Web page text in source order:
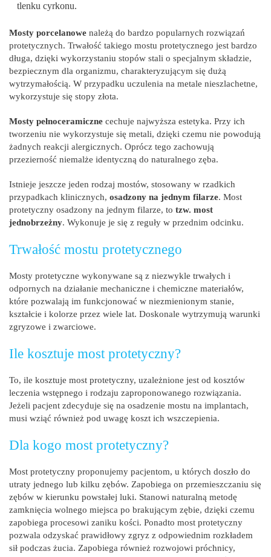
tlenku cyrkonu.
Mosty porcelanowe należą do bardzo popularnych rozwiązań
protetycznych. Trwałość takiego mostu protetycznego jest bardzo
długa, dzięki wykorzystaniu stopów stali o specjalnym składzie,
bezpiecznym dla organizmu, charakteryzującym się dużą
wytrzymałością. W przypadku uczulenia na metale nieszlachetne,
wykorzystuje się stopy złota.
Mosty pełnoceramiczne cechuje najwyższa estetyka. Przy ich
tworzeniu nie wykorzystuje się metali, dzięki czemu nie powodują
żadnych reakcji alergicznych. Oprócz tego zachowują
przezierność niemalże identyczną do naturalnego zęba.
Istnieje jeszcze jeden rodzaj mostów, stosowany w rzadkich
przypadkach klinicznych, osadzony na jednym filarze. Most
protetyczny osadzony na jednym filarze, to tzw. most
jednobrzeżny. Wykonuje je się z reguły w przednim odcinku.
Trwałość mostu protetycznego
Mosty protetyczne wykonywane są z niezwykle trwałych i
odpornych na działanie mechaniczne i chemiczne materiałów,
które pozwalają im funkcjonować w niezmienionym stanie,
kształcie i kolorze przez wiele lat. Doskonale wytrzymują warunki
zgryzowe i zwarciowe.
Ile kosztuje most protetyczny?
To, ile kosztuje most protetyczny, uzależnione jest od kosztów
leczenia wstępnego i rodzaju zaproponowanego rozwiązania.
Jeżeli pacjent zdecyduje się na osadzenie mostu na implantach,
musi wziąć również pod uwagę koszt ich wszczepienia.
Dla kogo most protetyczny?
Most protetyczny proponujemy pacjentom, u których doszło do
utraty jednego lub kilku zębów. Zapobiega on przemieszczaniu się
zębów w kierunku powstałej luki. Stanowi naturalną metodę
zamknięcia wolnego miejsca po brakującym zębie, dzięki czemu
zapobiega procesowi zaniku kości. Ponadto most protetyczny
pozwala odzyskać prawidłowy zgryz z odpowiednim rozkładem
sił podczas żucia. Zapobiega również rozwojowi próchnicy,